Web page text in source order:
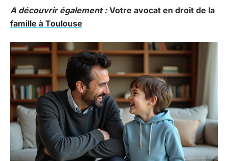
A découvrir également : Votre avocat en droit de la
famille à Toulouse